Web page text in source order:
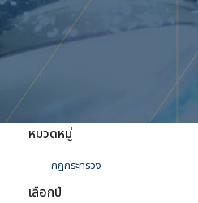
หมวดหมู่
กฎกระทรวง
เลือกปี